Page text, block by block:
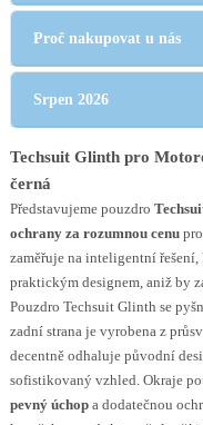
Proč nakupovat u nás
Srpen 2026
Techsuit Glinth pro
černá
Představujeme pouzdro
ochrany za rozumnou cenupro
zaměřuje na inteligentní
praktickým designem, aniž by
Pouzdro Techsuit Glinth se
zadní strana je vyrobena z
decentně odhaluje původní
sofistikovaný vzhled. Okraje
pevný úchopa dodatečnou